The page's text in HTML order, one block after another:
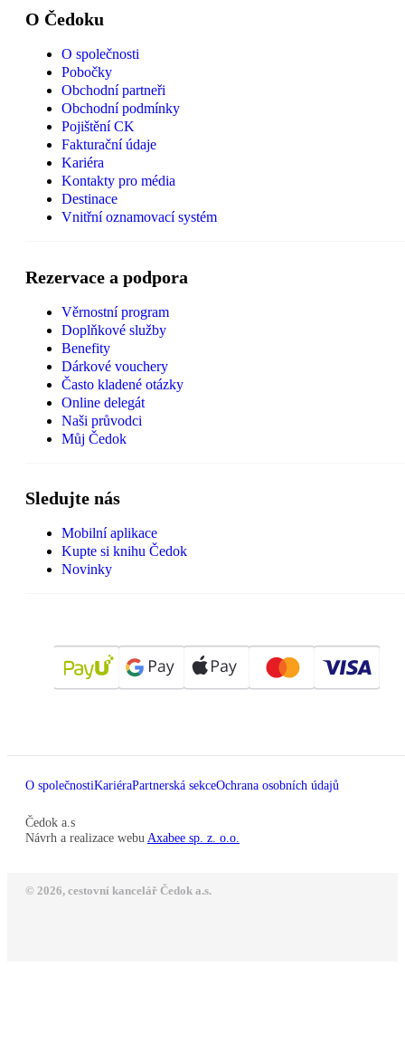
O Čedoku
O společnosti
Pobočky
Obchodní partneři
Obchodní podmínky
Pojištění CK
Fakturační údaje
Kariéra
Kontakty pro média
Destinace
Vnitřní oznamovací systém
Rezervace a podpora
Věrnostní program
Doplňkové služby
Benefity
Dárkové vouchery
Často kladené otázky
Online delegát
Naši průvodci
Můj Čedok
Sledujte nás
Mobilní aplikace
Kupte si knihu Čedok
Novinky
O společnostiKariéraPartnerská sekceOchrana osobních údajů
Čedok a.s
Návrh a realizace webu Axabee sp. z. o.o.
© 2026, cestovní kancelář Čedok a.s.